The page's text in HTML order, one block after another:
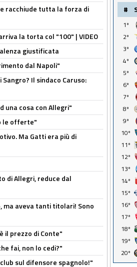
racchiude tutta la forza di
la torta col "100" | VIDEO
giustificata
dal Napoli"
Il sindaco Caruso:
una cosa con Allegri"
le offerte"
Ma Gatti era più di
di Allegri, reduce dal
ma aveva tanti titolari! Sono
il prezzo di Conte"
fai, non lo cedi?"
sul difensore spagnolo!"
#
1º
2º
3º
4º
5º
6º
7º
8º
9º
10º
11º
12º
13º
14º
15º
16º
17º
18º
19º
20º